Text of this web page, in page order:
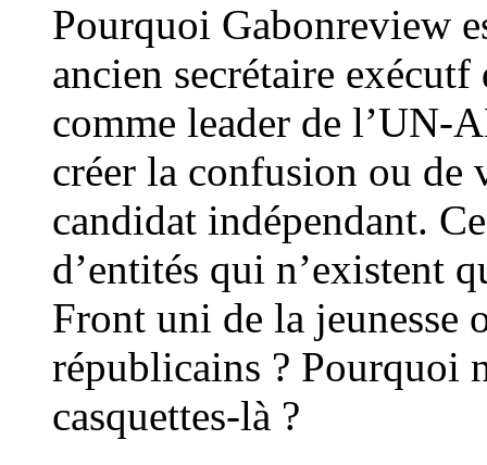
Pourquoi Gabonreview
ancien secrétaire
comme leader de l’UN-
créer la confusion ou de
candidat indépendant.
d’entités qui n’existent
Front uni de la jeunesse
républicains ? Pourquoi
casquettes-là ?